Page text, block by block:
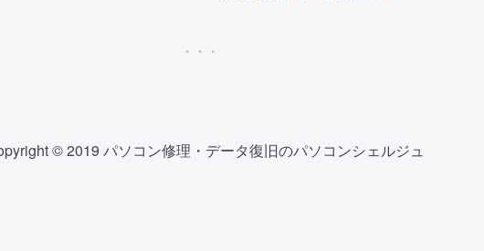
© 2019 パソコン修理・データ復旧のパソコンシェルジュ